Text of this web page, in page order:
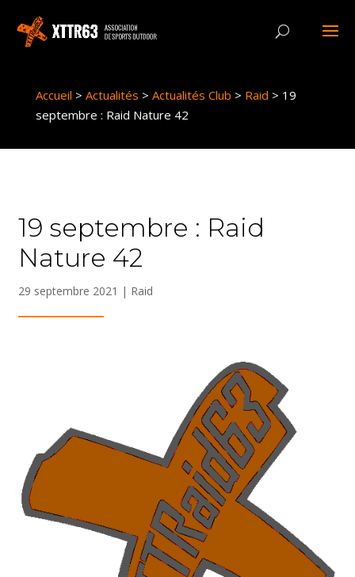
Accueil > Actualités > Actualités Club > Raid > 19
septembre : Raid Nature 42
19 septembre : Raid
Nature 42
29 septembre 2021 | Raid